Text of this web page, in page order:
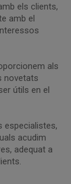
els clients,
amb el
als
novetats
útils en el
especialistes,
acudim
adequat a